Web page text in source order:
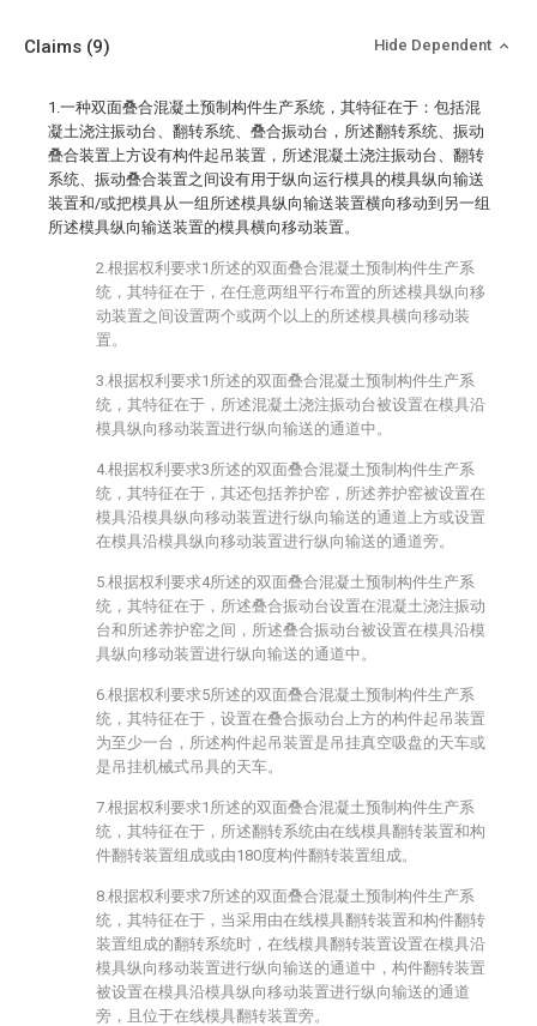
Claims (9) Hide Dependent
1.一种双面叠合混凝土预制构件生产系统，其特征在于：包括混
凝土浇注振动台、翻转系统、叠合振动台，所述翻转系统、振动
叠合装置上方设有构件起吊装置，所述混凝土浇注振动台、翻转
系统、振动叠合装置之间设有用于纵向运行模具的模具纵向输送
装置和/或把模具从一组所述模具纵向输送装置横向移动到另一组
所述模具纵向输送装置的模具横向移动装置。
2.根据权利要求1所述的双面叠合混凝土预制构件生产系
统，其特征在于，在任意两组平行布置的所述模具纵向移
动装置之间设置两个或两个以上的所述模具横向移动装
置。
3.根据权利要求1所述的双面叠合混凝土预制构件生产系
统，其特征在于，所述混凝土浇注振动台被设置在模具沿
模具纵向移动装置进行纵向输送的通道中。
4.根据权利要求3所述的双面叠合混凝土预制构件生产系
统，其特征在于，其还包括养护窑，所述养护窑被设置在
模具沿模具纵向移动装置进行纵向输送的通道上方或设置
在模具沿模具纵向移动装置进行纵向输送的通道旁。
5.根据权利要求4所述的双面叠合混凝土预制构件生产系
统，其特征在于，所述叠合振动台设置在混凝土浇注振动
台和所述养护窑之间，所述叠合振动台被设置在模具沿模
具纵向移动装置进行纵向输送的通道中。
6.根据权利要求5所述的双面叠合混凝土预制构件生产系
统，其特征在于，设置在叠合振动台上方的构件起吊装置
为至少一台，所述构件起吊装置是吊挂真空吸盘的天车或
是吊挂机械式吊具的天车。
7.根据权利要求1所述的双面叠合混凝土预制构件生产系
统，其特征在于，所述翻转系统由在线模具翻转装置和构
件翻转装置组成或由180度构件翻转装置组成。
8.根据权利要求7所述的双面叠合混凝土预制构件生产系
统，其特征在于，当采用由在线模具翻转装置和构件翻转
装置组成的翻转系统时，在线模具翻转装置设置在模具沿
模具纵向移动装置进行纵向输送的通道中，构件翻转装置
被设置在模具沿模具纵向移动装置进行纵向输送的通道
旁，且位于在线模具翻转装置旁。